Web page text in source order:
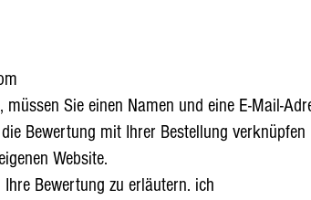
Sie einen Namen und eine E-Mail-
Bewertung mit Ihrer Bestellung verknüpfen
Website.
Bewertung zu erläutern. ich